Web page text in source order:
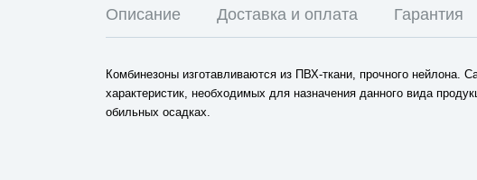
Описание Доставка и оплата Гарантия
Комбинезоны изготавливаются из ПВХ-ткани, прочного
характеристик, необходимых для назначения данного вида
обильных осадках.